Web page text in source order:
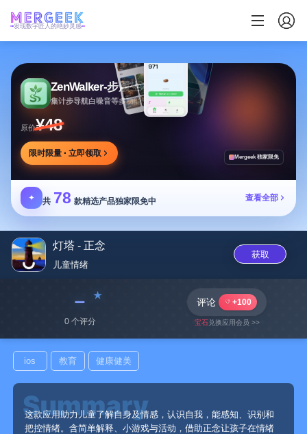
发现数字匠人的绝妙灵感
ZenWalker-步履生花
集计步导航白噪音等多功能于一体的健康应用
原价¥48
限时限量 · 立即领取 Mergeek 独家限免
✦ 共 78 款精选产品独家限免中 查看全部
灯塔 - 正念
儿童情‪绪‬
获取
﹣
0 个评分
评论 +100
宝石兑换应用会员 >>
ios 教育 健康健美
这款应用助力儿童了解自身及情感，认识自我，能感知、识别和
把控情绪。含简单解释、小游戏与活动，借助正念让孩子在情绪